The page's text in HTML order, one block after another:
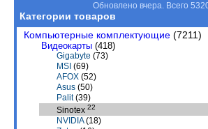
Обновлено вчера. Всего
Категории товаров
Компьютерные комплектующие (7211)
Видеокарты (418)
Gigabyte (73)
MSI (69)
AFOX (52)
Asus (50)
Palit(39)
Sinotex 22
NVIDIA(18)